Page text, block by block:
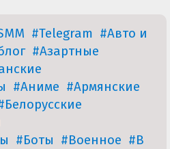
#Telegram #Авто и
#Азартные
#Аниме #Армянские
#Боты #Военное #В